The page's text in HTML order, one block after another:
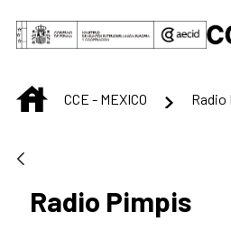
Saut au contenu principal
INICIOCCE - MEXICO Radio
Radio Pimpis